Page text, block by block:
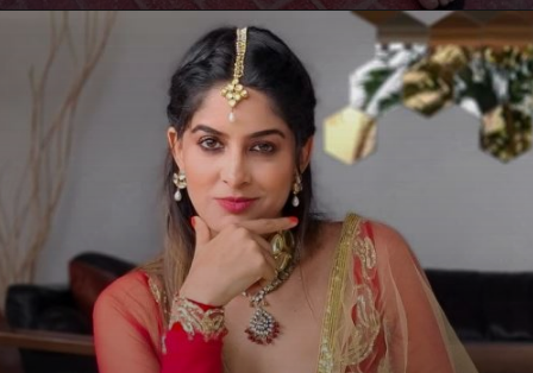
https://mahivlogs.in/technical-guruji-gaurav-chaudhary/